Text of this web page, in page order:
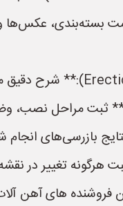
بسته‌بندی، عکس‌ها
انجام